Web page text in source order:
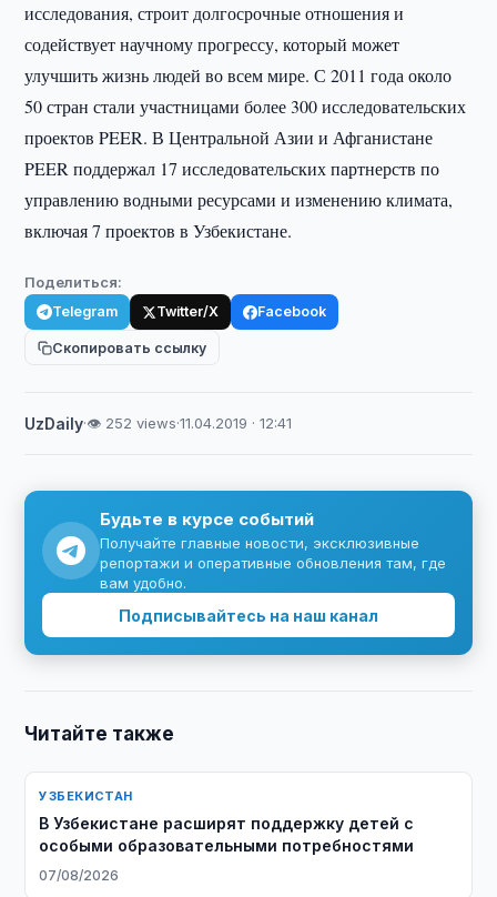
исследования, строит долгосрочные отношения и
содействует научному прогрессу, который может
улучшить жизнь людей во всем мире. С 2011 года около
50 стран стали участницами более 300 исследовательских
проектов PEER. В Центральной Азии и Афганистане
PEER поддержал 17 исследовательских партнерств по
управлению водными ресурсами и изменению климата,
включая 7 проектов в Узбекистане.
Поделиться:
Telegram Twitter/X Facebook
Скопировать ссылку
UzDaily·👁 252 views·11.04.2019 · 12:41
Будьте в курсе событий
Получайте главные новости, эксклюзивные
репортажи и оперативные обновления там, где
вам удобно.
Подписывайтесь на наш канал
Читайте также
УЗБЕКИСТАН
В Узбекистане расширят поддержку детей с
особыми образовательными потребностями
07/08/2026